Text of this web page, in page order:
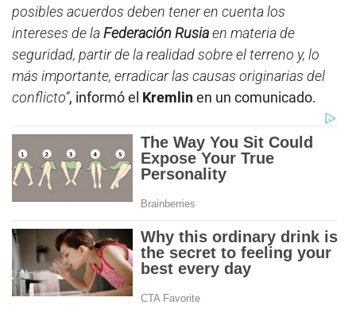
posibles acuerdos deben tener en cuenta los
intereses de laFederación Rusiaen materia de
seguridad, partir de la realidad sobre el terreno y, lo
más importante, erradicar las causas originarias del
conflicto”, informó el Kremlinen un comunicado.